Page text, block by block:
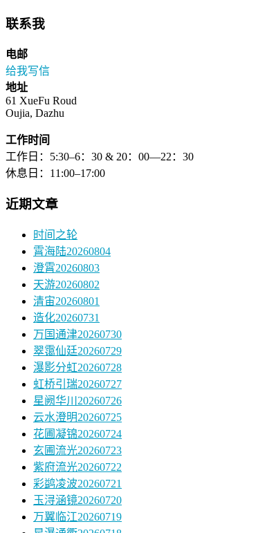
联系我
电邮
给我写信
地址
61 XueFu Roud
Oujia, Dazhu
工作时间
工作日：5:30–6：30 & 20：00—22：30
休息日：11:00–17:00
近期文章
时间之轮
霄海陆20260804
澄霄20260803
天游20260802
清宙20260801
造化20260731
万国通津20260730
翠霭仙廷20260729
瀑影分虹20260728
虹桥引瑞20260727
星阙华川20260726
云水澄明20260725
花圃凝锦20260724
玄圃流光20260723
紫府流光20260722
彩鹢凌波20260721
玉浔涵镜20260720
万翼临江20260719